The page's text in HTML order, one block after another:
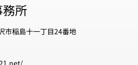
所
市稲島十一丁目24番地